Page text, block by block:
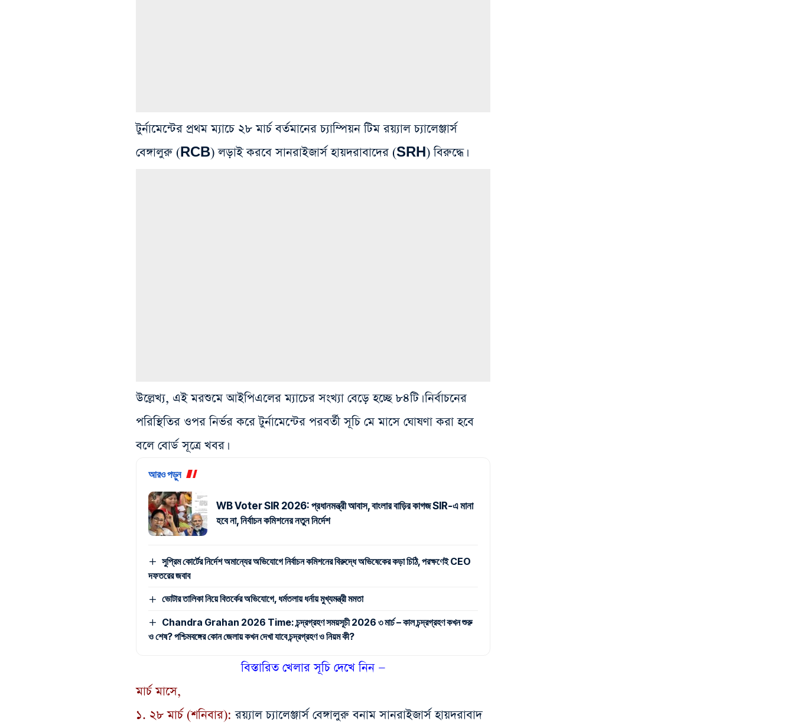
টুর্নামেন্টের প্রথম ম্যাচে ২৮ মার্চ বর্তমানের চ্যাম্পিয়ন টিম‌ রয়্যাল চ্যালেঞ্জার্স
বেঙ্গালুরু (RCB) লড়াই করবে সানরাইজার্স হায়দরাবাদের (SRH) বিরুদ্ধে।
উল্লেখ্য, এই মরশুমে আইপিএলের ম্যাচের সংখ্যা বেড়ে হচ্ছে ৮৪টি। নির্বাচনের
পরিস্থিতির ওপর নির্ভর করে টুর্নামেন্টের পরবর্তী সূচি মে মাসে ঘোষণা করা হবে
বলে বোর্ড সূত্রে খবর।
আরও পড়ুন
WB Voter SIR 2026: প্রধানমন্ত্রী আবাস, বাংলার বাড়ির কাগজ SIR-এ মানা
হবে না, নির্বাচন কমিশনের নতুন নির্দেশ
সুপ্রিম কোর্টের নির্দেশ অমান্যের অভিযোগে নির্বাচন কমিশনের বিরুদ্ধে অভিষেকের কড়া চিঠি, পরক্ষণেই CEO
দফতরের জবাব
ভোটার তালিকা নিয়ে বিতর্কের অভিযোগে, ধর্মতলায় ধর্নায় মুখ্যমন্ত্রী মমতা
Chandra Grahan 2026 Time: চন্দ্রগ্রহণ সময়সূচী 2026 ৩ মার্চ – কাল চন্দ্রগ্রহণ কখন শুরু
ও শেষ? পশ্চিমবঙ্গের কোন জেলায় কখন দেখা যাবে চন্দ্রগ্রহণ ও নিয়ম কী?
বিস্তারিত খেলার সূচি দেখে নিন —
মার্চ মাসে,
১. ২৮ মার্চ (শনিবার): রয়্যাল চ্যালেঞ্জার্স বেঙ্গালুরু বনাম সানরাইজার্স হায়দরাবাদ